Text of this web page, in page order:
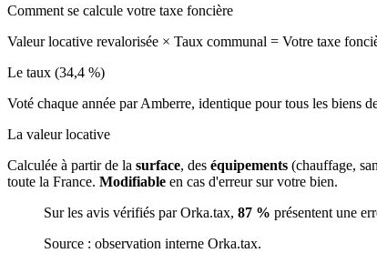
Comment se calcule votre taxe foncière
Valeur locative revalorisée × Taux communal = Votre taxe
Le taux (34,4 %)
Voté chaque année par Amberre, identique pour tous les biens
La valeur locative
Calculée à partir de la surface, des équipements (chauffage,
toute la France. Modifiable en cas d'erreur sur votre bien.
Sur les avis vérifiés par Orka.tax, 87 % présentent une
Source : observation interne Orka.tax.